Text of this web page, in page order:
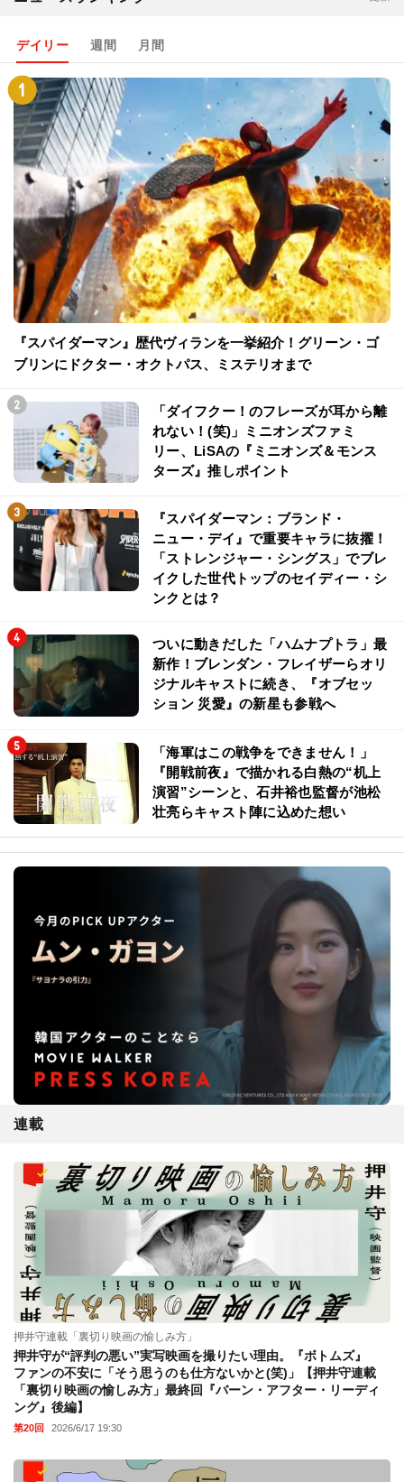
デイリー 週間 月間
『スパイダーマン』歴代ヴィランを一挙紹介！グリーン・ゴ
ブリンにドクター・オクトパス、ミステリオまで
「ダイフクー！のフレーズが耳から離
れない！(笑)」ミニオンズファミ
リー、LiSAの『ミニオンズ＆モンス
ターズ』推しポイント
『スパイダーマン：ブランド・
ニュー・デイ』で重要キャラに抜擢！
「ストレンジャー・シングス」でブレ
イクした世代トップのセイディー・シ
ンクとは？
ついに動きだした「ハムナプトラ」最
新作！ブレンダン・フレイザーらオリ
ジナルキャストに続き、『オブセッ
ション 災愛』の新星も参戦へ
「海軍はこの戦争をできません！」
『開戦前夜』で描かれる白熱の“机上
演習”シーンと、石井裕也監督が池松
壮亮らキャスト陣に込めた想い
連載
押井守連載「裏切り映画の愉しみ方」
押井守が“評判の悪い”実写映画を撮りたい理由。『ボトムズ』
ファンの不安に「そう思うのも仕方ないかと(笑)」【押井守連載
「裏切り映画の愉しみ方」最終回『バーン・アフター・リーディ
ング』後編】
第20回 2026/6/17 19:30